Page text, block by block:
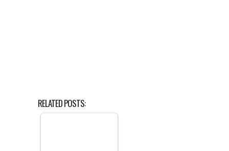
RELATED POSTS: